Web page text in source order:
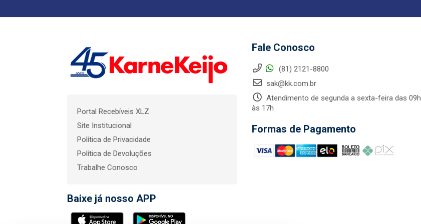
Portal Recebíveis XLZ
Site Institucional
Política de Privacidade
Política de Devoluções
Trabalhe Conosco
Baixe já nosso APP
Fale Conosco
(81) 2121-8800
sak@kk.com.br
Atendimento de segunda a sexta-feira das 09h
às 17h
Formas de Pagamento